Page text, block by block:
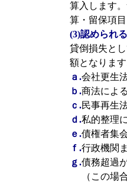
算入します
算・留保項
(3)認められ
貸倒損失と
額となります
ａ.会社更生
ｂ.商法によ
ｃ.民事再生
ｄ.私的整理
ｅ.債権者集
ｆ.行政機関
ｇ.債務超過
（この場